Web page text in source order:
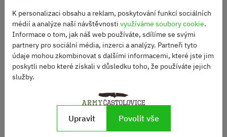
K personalizaci obsahu a reklam, poskytování funkcí sociálních
médií a analýze naší návštěvnosti využíváme soubory cookie.
Informace o tom, jak náš web používáte, sdílíme se svými
partnery pro sociální média, inzerci a analýzy. Partneři tyto
údaje mohou zkombinovat s dalšími informacemi, které jste jim
poskytli nebo které získali v důsledku toho, že používáte jejich
služby.
Upravit Povolit vše